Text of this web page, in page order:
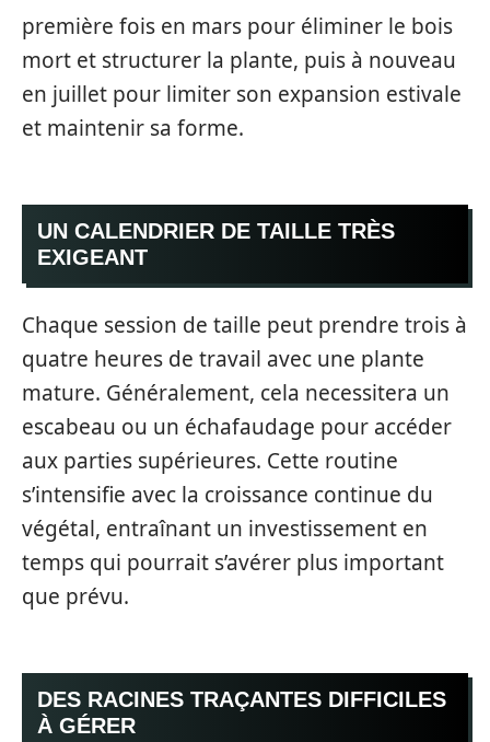
première fois en mars pour éliminer le bois
mort et structurer la plante, puis à nouveau
en juillet pour limiter son expansion estivale
et maintenir sa forme.
UN CALENDRIER DE TAILLE TRÈS
EXIGEANT
Chaque session de taille peut prendre trois à
quatre heures de travail avec une plante
mature. Généralement, cela necessitera un
escabeau ou un échafaudage pour accéder
aux parties supérieures. Cette routine
s’intensifie avec la croissance continue du
végétal, entraînant un investissement en
temps qui pourrait s’avérer plus important
que prévu.
DES RACINES TRAÇANTES DIFFICILES
À GÉRER